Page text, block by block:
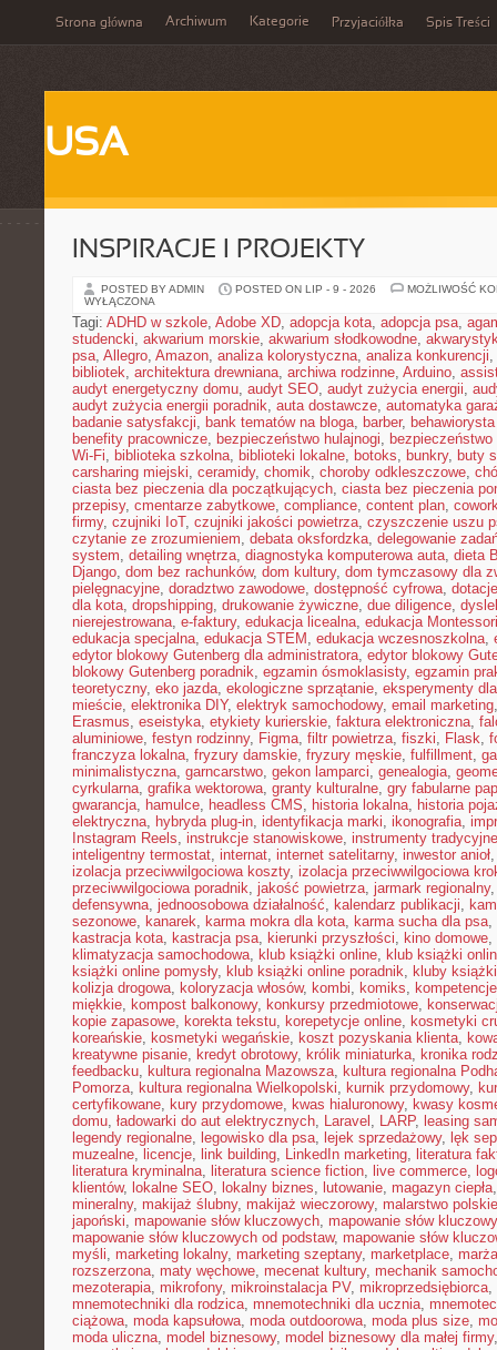
Strona główna Archiwum Kategorie Przyjaciółka Spis Treści
USA
INSPIRACJE I PROJEKTY
POSTED BY ADMIN POSTED ON LIP - 9 - 2026
MOŻLIWOŚĆ
WYŁĄCZONA
Tagi: ADHD w szkole, Adobe XD, adopcja kota, adopcja psa,
studencki, akwarium morskie, akwarium słodkowodne,
psa, Allegro, Amazon, analiza kolorystyczna, analiza konkurencji,
bibliotek, architektura drewniana, archiwa rodzinne, Arduino,
audyt energetyczny domu, audyt SEO, audyt zużycia energii,
audyt zużycia energii poradnik, auta dostawcze, automatyka
badanie satysfakcji, bank tematów na bloga, barber,
benefity pracownicze, bezpieczeństwo hulajnogi,
Wi-Fi, biblioteka szkolna, biblioteki lokalne, botoks, bunkry, buty
carsharing miejski, ceramidy, chomik, choroby odkleszczowe,
ciasta bez pieczenia dla początkujących, ciasta bez pieczenia
przepisy, cmentarze zabytkowe, compliance, content plan,
firmy, czujniki IoT, czujniki jakości powietrza, czyszczenie uszu
czytanie ze zrozumieniem, debata oksfordzka, delegowanie
system, detailing wnętrza, diagnostyka komputerowa auta, dieta
Django, dom bez rachunków, dom kultury, dom tymczasowy dla
pielęgnacyjne, doradztwo zawodowe, dostępność cyfrowa,
dla kota, dropshipping, drukowanie żywiczne, due diligence,
nierejestrowana, e-faktury, edukacja licealna, edukacja Montessori
edukacja specjalna, edukacja STEM , edukacja wczesnoszkolna,
edytor blokowy Gutenberg dla administratora, edytor blokowy
blokowy Gutenberg poradnik, egzamin ósmoklasisty, egzamin
teoretyczny, eko jazda, ekologiczne sprzątanie, eksperymenty
mieście, elektronika DIY, elektryk samochodowy, email marketing
Erasmus, eseistyka, etykiety kurierskie, faktura elektroniczna,
aluminiowe, festyn rodzinny, Figma, filtr powietrza, fiszki, Flask,
franczyza lokalna, fryzury damskie, fryzury męskie, fulfillment,
minimalistyczna, garncarstwo, gekon lamparci, genealogia,
cyrkularna, grafika wektorowa, granty kulturalne, gry fabularne
gwarancja, hamulce, headless CMS, historia lokalna, historia
elektryczna, hybryda plug-in, identyfikacja marki, ikonografia,
Instagram Reels, instrukcje stanowiskowe, instrumenty tradycyjne
inteligentny termostat, internat, internet satelitarny, inwestor anioł
izolacja przeciwwilgociowa koszty, izolacja przeciwwilgociowa
przeciwwilgociowa poradnik, jakość powietrza, jarmark regionalny
defensywna, jednoosobowa działalność, kalendarz publikacji,
sezonowe, kanarek, karma mokra dla kota, karma sucha dla psa,
kastracja kota, kastracja psa, kierunki przyszłości, kino domowe,
klimatyzacja samochodowa, klub książki online, klub książki
książki online pomysły, klub książki online poradnik, kluby książki
kolizja drogowa, koloryzacja włosów, kombi, komiks,
miękkie, kompost balkonowy, konkursy przedmiotowe,
kopie zapasowe, korekta tekstu, korepetycje online, kosmetyki
koreańskie, kosmetyki wegańskie, koszt pozyskania klienta,
kreatywne pisanie, kredyt obrotowy, królik miniaturka, kronika
feedbacku, kultura regionalna Mazowsza, kultura regionalna
Pomorza, kultura regionalna Wielkopolski, kurnik przydomowy,
certyfikowane, kury przydomowe, kwas hialuronowy, kwasy
domu, ładowarki do aut elektrycznych, Laravel , LARP, leasing
legendy regionalne, legowisko dla psa, lejek sprzedażowy, lęk
muzealne, licencje, link building, LinkedIn marketing, literatura
literatura kryminalna, literatura science fiction, live commerce,
klientów, lokalne SEO, lokalny biznes, lutowanie, magazyn ciepła
mineralny, makijaż ślubny, makijaż wieczorowy, malarstwo polskie
japoński, mapowanie słów kluczowych, mapowanie słów
mapowanie słów kluczowych od podstaw, mapowanie słów
myśli, marketing lokalny, marketing szeptany, marketplace, marża
rozszerzona, maty węchowe, mecenat kultury, mechanik
mezoterapia, mikrofony, mikroinstalacja PV, mikroprzedsiębiorca,
mnemotechniki dla rodzica, mnemotechniki dla ucznia,
ciążowa, moda kapsułowa, moda outdoorowa, moda plus size,
moda uliczna, model biznesowy, model biznesowy dla małej firmy